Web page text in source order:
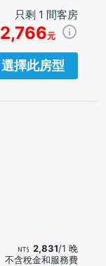
只剩 1 間客房
2,766元
選擇此房型
2,831/1 晚
不含稅金和服務費